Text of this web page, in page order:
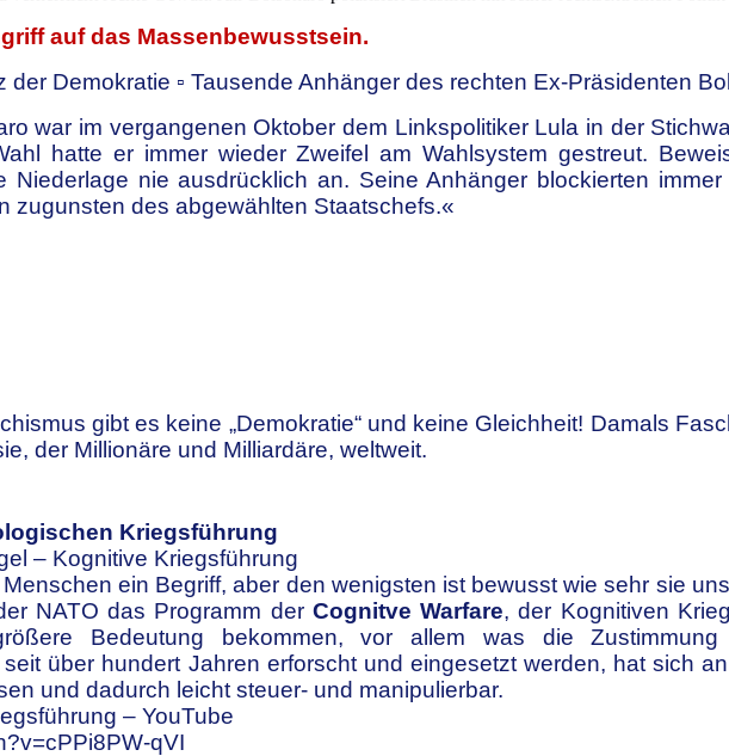
auf das Massenbewusstsein.
der Demokratie ▫ Tausende Anhänger des rechten Ex-Präsidenten
war im vergangenen Oktober dem Linkspolitiker Lula in der
hatte er immer wieder Zweifel am Wahlsystem gestreut.
Niederlage nie ausdrücklich an. SeineAnhänger blockierten
zugunsten des abgewählten Staatschefs.«
gibt es keine „Demokratie“ und keine Gleichheit! Damals
der Millionäre und Milliardäre, weltweit.
Kriegsführung
– Kognitive Kriegsführung
ein Begriff, aber den wenigsten ist bewusst wiesehr sie
NATO das Programm der Cognitve Warfare, der Kognitiven
Bedeutung bekommen, vor allem was die
über hundert Jahren erforscht und eingesetzt werden, hatsich
und dadurch leicht steuer- und manipulierbar.
– YouTube
qVI